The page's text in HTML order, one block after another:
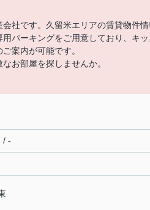
社です。久留米エリアの賃貸物件
パーキングをご用意しており、キ
案内が可能です。
お部屋を探しませんか。
/ -